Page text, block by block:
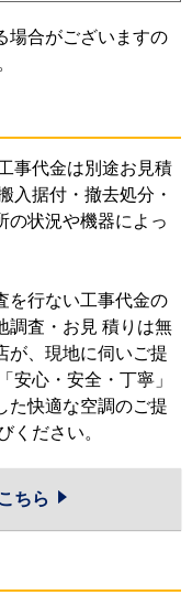
場合がございますの
事代金は別途お見積
入据付・撤去処分・
の状況や機器によっ
を行ない工事代金の
調査・お見 積りは無
が、現地に伺いご提
安心・安全・丁寧」
た快適な空調のご提
ください。
ちら